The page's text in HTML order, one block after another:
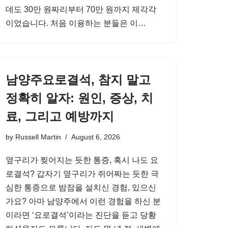
데도 30만 원짜리부터 70만 원까지 제각각
이었습니다. 처음 이용하는 분들은 이…
남양주요로결석, 참지 말고
정확히 알자: 원인, 증상, 치
료, 그리고 예방까지
by Russell Martin August 6, 2026
옆구리가 찢어지는 듯한 통증, 혹시 나도 요
로결석? 갑자기 옆구리가 쥐어짜는 듯한 극
심한 통증으로 밤잠을 설치신 경험, 있으신
가요? 아마 남양주에서 이런 경험을 하신 분
이라면 ‘요로결석’이라는 진단을 듣고 당황